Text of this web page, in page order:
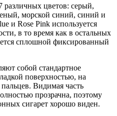
различных цветов: серый,
морской синий, синий и
и Rose Pink используется
в то время как в остальных
сплошной фиксированный
собой стандартное
поверхностью, на
Видимая часть
прозрачна, поэтому
сигарет хорошо виден.